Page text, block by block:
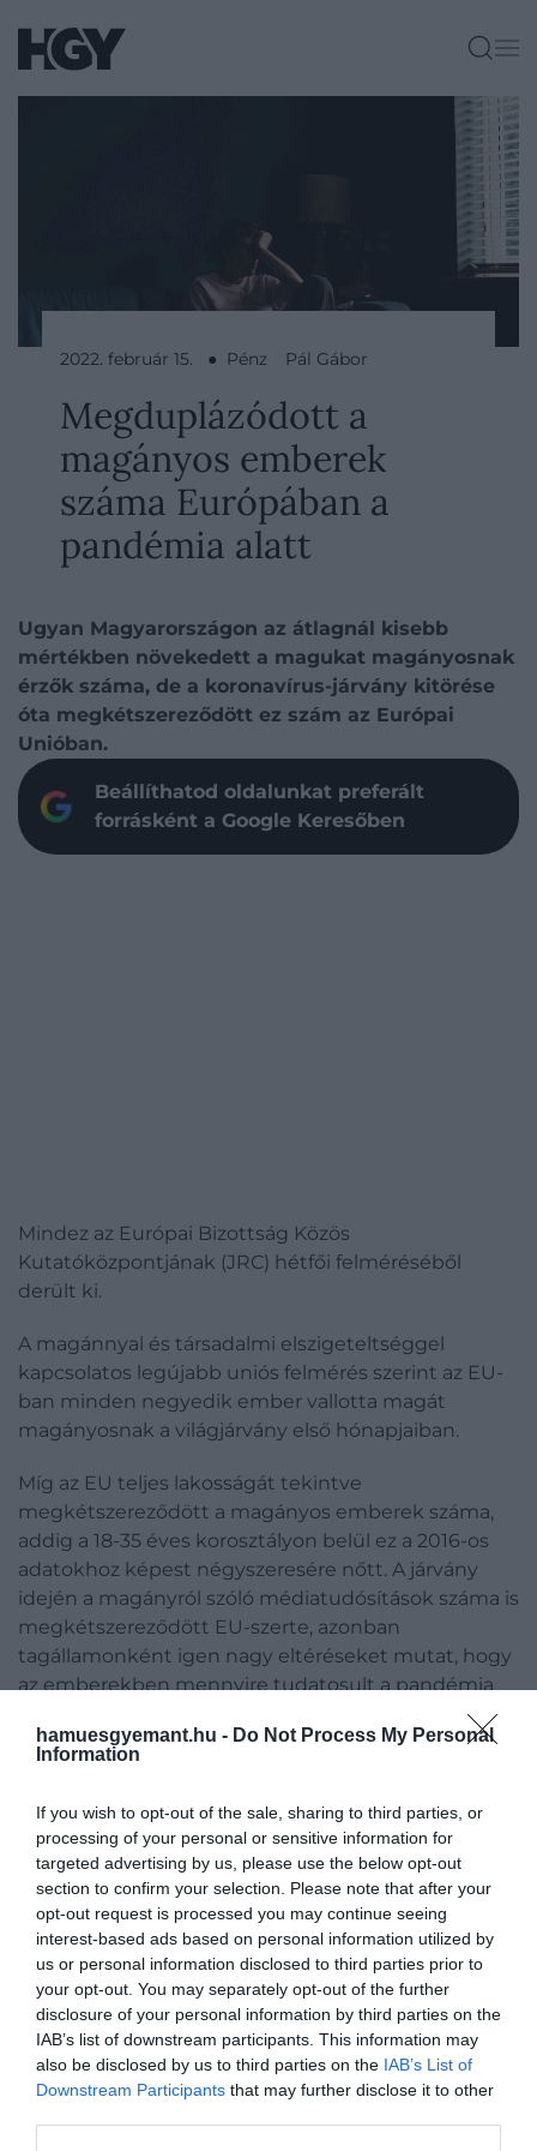
hamuesgyemant.hu - Do Not Process My Personal
Information
If you wish to opt-out of the sale, sharing to third parties, or
processing of your personal or sensitive information for
targeted advertising by us, please use the below opt-out
section to confirm your selection. Please note that after your
opt-out request is processed you may continue seeing
interest-based ads based on personal information utilized by
us or personal information disclosed to third parties prior to
your opt-out. You may separately opt-out of the further
disclosure of your personal information by third parties on the
IAB’s list of downstream participants. This information may
also be disclosed by us to third parties on the IAB’s List of
Downstream Participants that may further disclose it to other
2022. február 15. ● Pénz Pál Gábor
Megduplázódott a
magányos emberek
száma Európában a
pandémia alatt
Ugyan Magyarországon az átlagnál kisebb
mértékben növekedett a magukat magányosnak
érzők száma, de a koronavírus-járvány kitörése
óta megkétszereződött ez szám az Európai
Unióban.
Beállíthatod oldalunkat preferált
forrásként a Google Keresőben
Mindez az Európai Bizottság Közös
Kutatóközpontjának (JRC) hétfői felméréséből
derült ki.
A magánnyal és társadalmi elszigeteltséggel
kapcsolatos legújabb uniós felmérés szerint az EU-
ban minden negyedik ember vallotta magát
magányosnak a világjárvány első hónapjaiban.
Míg az EU teljes lakosságát tekintve
megkétszereződött a magányos emberek száma,
addig a 18-35 éves korosztályon belül ez a 2016-os
adatokhoz képest négyszeresére nőtt. A járvány
idején a magányról szóló médiatudósítások száma is
megkétszereződött EU-szerte, azonban
tagállamonként igen nagy eltéréseket mutat, hogy
az emberekben mennyire tudatosult a pandémia
magányosságra gyakorolt hatása - közölte az MTI a
felmérés eredményét.
magányos emberek társadalmi aránya több mint 15
százalékponttal nőtt Bulgáriában, Észtországban,
Franciaországban, Németországban,
Lengyelországban, Portugáliában és
Svédországban.
Ezzel szemben Belgiumban, Horvátországban,
Csehországban, Görögországban, Magyarországon,
Romániában és Spanyolországban ez kevesebb
mint 10 százalékpontos növekedést mutatott
ugyanebben az időszakban.